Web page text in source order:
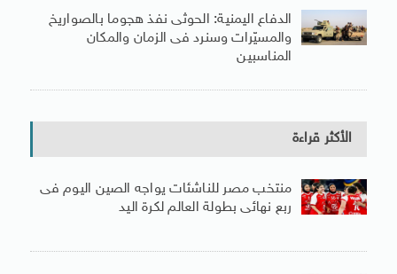
الدفاع اليمنية: الحوثى نفذ هجوما بالصواريخ
والمسيّرات وسنرد فى الزمان والمكان
المناسبين
الأكثر قراءة
منتخب مصر للناشئات يواجه الصين اليوم فى
ربع نهائى بطولة العالم لكرة اليد